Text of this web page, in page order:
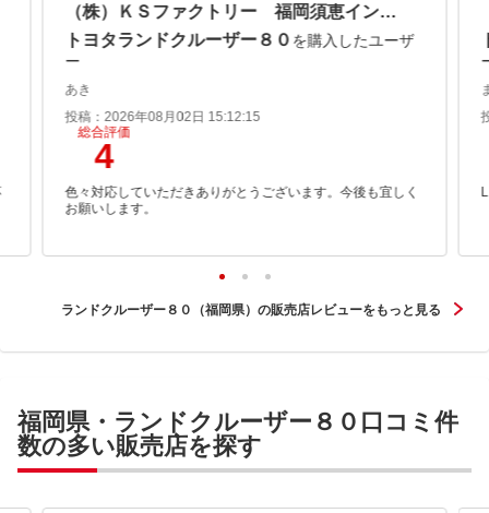
（株）ＫＳファクトリー 福岡須恵インター店
トヨタランドクルーザー８０ を購入したユーザ
ー
あき
投稿：2026年08月02日 15:12:15
総合評価
4
色々対応していただきありがとうございます。今後も宜しく
お願いします。
ランドクルーザー８０（福岡県）の販売店レビューをもっと見る
福岡県・ランドクルーザー８０口コミ件
数の多い販売店を探す